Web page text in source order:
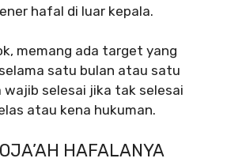
hafal di luar kepala.
memang ada target yang
satu bulan atau satu
selesai jika tak selesai
atau kena hukuman.
HAFALANYA